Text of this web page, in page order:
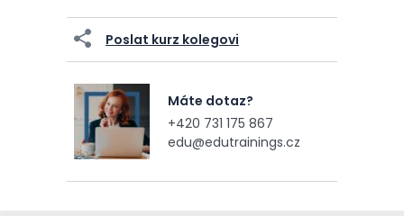
Poslat kurz kolegovi
Máte dotaz?
+420 731 175 867
edu@edutrainings.cz